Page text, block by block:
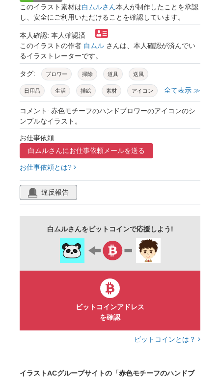
このイラスト素材は白ムルさん本人が制作したことを承認
し、安全にご利用いただけることを確認しています。
本人確認: 本人確認済
このイラストの作者 白ムル さんは、本人確認が済んでい
るイラストレーターです。
タグ: ブロワー 掃除 道具 送風
日用品 生活 挿絵 素材 アイコン
赤色
全て表示 ≫
コメント: 赤色モチーフのハンドブロワーのアイコンのシ
ンプルなイラスト。
お仕事依頼:
白ムルさんにお仕事依頼メールを送る
お仕事依頼とは?
違反報告
白ムルさんをビットコインで応援しよう!
ビットコインアドレス
を確認
ビットコインとは？
イラストACグループサイトの「赤色モチーフのハンドブ